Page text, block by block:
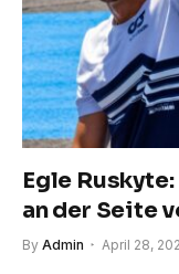
Egle
an der Seite
By Admin April 28,